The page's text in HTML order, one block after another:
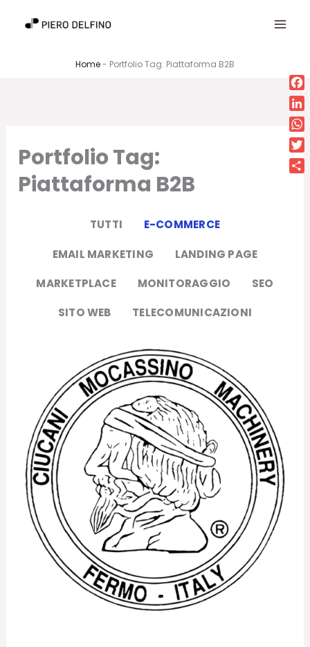
Home- Portfolio Tag: Piattaforma B2B
Portfolio Tag:
Piattaforma B2B
TUTTI E-COMMERCE
EMAIL MARKETING LANDING PAGE
MARKETPLACE MONITORAGGIO SEO
SITO WEB TELECOMUNICAZIONI